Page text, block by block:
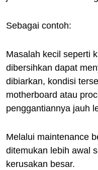
Sebagai contoh:
Masalah kecil seperti
dibersihkan dapat
dibiarkan, kondisi
motherboard atau
penggantiannya jauh
Melalui maintenance
ditemukan lebih awal
kerusakan besar.